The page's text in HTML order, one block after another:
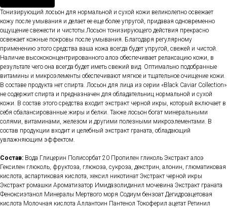
Тонизирующий лосьон для нормальной и сухой кожи великолепно освежает
кожу после умывания и делает ее еще более упругой, придавая одновременно
ощущение свежести и чистоты.Лосьон тонизирующего действия прекрасно
освежает кожные покровы после умывания. Благодаря регулярному
применению этого средства ваша кожа всегда будет упругой, свежей и чистой.
Наличие высококонцентрированного алоэ обеспечивает релаксацию кожи, в
результате чего она всегда будет иметь свежий вид. Оптимально подобранные
витамины и микроэлементы обеспечивают мягкое и тщательное очищение кожи.
В составе продукта нет спирта. Лосьон для лица из серии «Black Caviar Collection»
не содержит спирта и предназначен для обладательниц нормальной и сухой
кожи. В состав этого средства входит экстракт черной икры, который включает в
себя сбалансированные жиры и белки. Также лосьон богат минеральными
солями, витаминами, железом и другими полезными микроэлементами. В
состав продукции входит и целебный экстракт граната, обладающий
увлажняющим эффектом.
Состав: Вода Глицерин Полисорбат 20 Пропилен гликоль Экстракт алоэ
Гексилен глюколь, фруктоза, глюкоза, сукроза, декстрин, алонин, глюматиковая
кислота, аспартиковая кислота, хексил никотинат Экстракт черной икры
Экстракт ромашки Ароматизатор Имидазолидинил мочевина Экстракт граната
Феноксиэтанол Минералы Мертвого моря Содиум бензоат Дегидроацетовая
кислота Молочная кислота Аллантоин Пантенол Токоферил ацетат Ретинил